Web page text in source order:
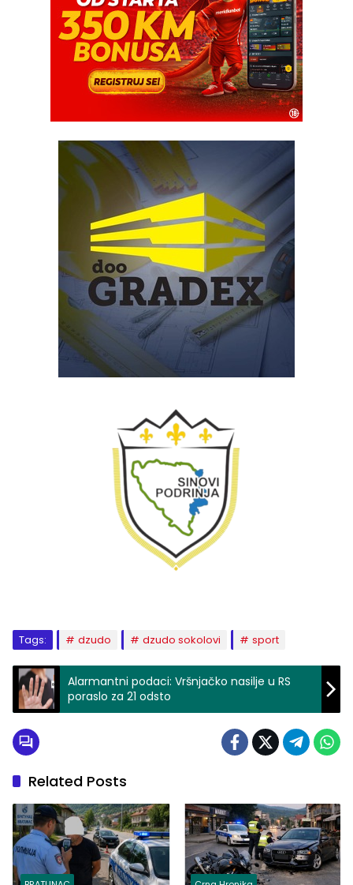
Tags: dzudo dzudo sokolovi sport
Alarmantni podaci: Vršnjačko nasilje u RS
poraslo za 21 odsto
Related Posts